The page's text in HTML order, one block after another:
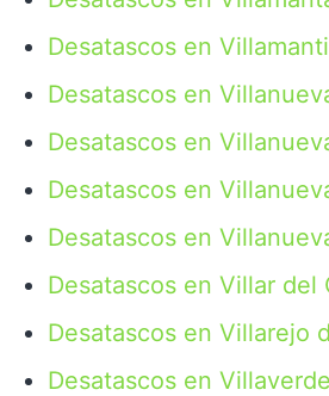
Desatascos en
Desatascos en
Desatascos en
Desatascos en
Desatascos en
Desatascos en Villar del
Desatascos en Villarejo
Desatascos en Villaverde